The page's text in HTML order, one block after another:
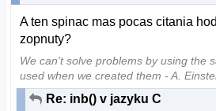
A ten spinac mas pocas citania
zopnuty?
We can't solve problems by using the
used when we created them - A.
Re: inb() v jazyku C